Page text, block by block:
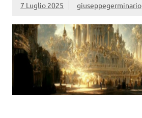
7 Luglio 2025 giuseppegerminario